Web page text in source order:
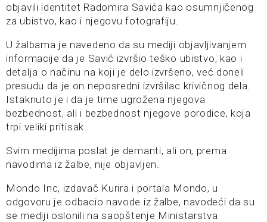
objavili identitet Radomira Savića kao osumnjičenog
za ubistvo, kao i njegovu fotografiju.
U žalbama je navedeno da su mediji objavljivanjem
informacije da je Savić izvršio teško ubistvo, kao i
detalja o načinu na koji je delo izvršeno, već doneli
presudu da je on neposredni izvršilac krivičnog dela.
Istaknuto je i da je time ugrožena njegova
bezbednost, ali i bezbednost njegove porodice, koja
trpi veliki pritisak.
Svim medijima poslat je demanti, ali on, prema
navodima iz žalbe, nije objavljen.
Mondo Inc, izdavač Kurira i portala Mondo, u
odgovoru je odbacio navode iz žalbe, navodeći da su
se mediji oslonili na saopštenje Ministarstva